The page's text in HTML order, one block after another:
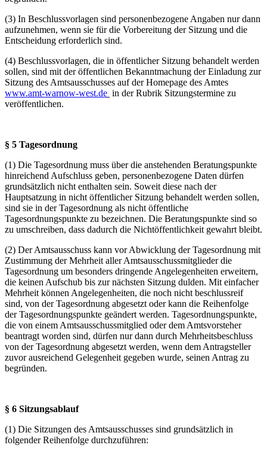
(3) In Beschlussvorlagen sind personenbezogene Angaben nur dann
aufzunehmen, wenn sie für die Vorbereitung der Sitzung und die
Entscheidung erforderlich sind.
(4) Beschlussvorlagen, die in öffentlicher Sitzung behandelt werden
sollen, sind mit der öffentlichen Bekanntmachung der Einladung zur
Sitzung des Amtsausschusses auf der Homepage des Amtes
www.amt-warnow-west.de in der Rubrik Sitzungstermine zu
veröffentlichen.
§ 5 Tagesordnung
(1) Die Tagesordnung muss über die anstehenden Beratungspunkte
hinreichend Aufschluss geben, personenbezogene Daten dürfen
grundsätzlich nicht enthalten sein. Soweit diese nach der
Hauptsatzung in nicht öffentlicher Sitzung behandelt werden sollen,
sind sie in der Tagesordnung als nicht öffentliche
Tagesordnungspunkte zu bezeichnen. Die Beratungspunkte sind so
zu umschreiben, dass dadurch die Nichtöffentlichkeit gewahrt bleibt.
(2) Der Amtsausschuss kann vor Abwicklung der Tagesordnung mit
Zustimmung der Mehrheit aller Amtsausschussmitglieder die
Tagesordnung um besonders dringende Angelegenheiten erweitern,
die keinen Aufschub bis zur nächsten Sitzung dulden. Mit einfacher
Mehrheit können Angelegenheiten, die noch nicht beschlussreif
sind, von der Tagesordnung abgesetzt oder kann die Reihenfolge
der Tagesordnungspunkte geändert werden. Tagesordnungspunkte,
die von einem Amtsausschussmitglied oder dem Amtsvorsteher
beantragt worden sind, dürfen nur dann durch Mehrheitsbeschluss
von der Tagesordnung abgesetzt werden, wenn dem Antragsteller
zuvor ausreichend Gelegenheit gegeben wurde, seinen Antrag zu
begründen.
§ 6 Sitzungsablauf
(1) Die Sitzungen des Amtsausschusses sind grundsätzlich in
folgender Reihenfolge durchzuführen: